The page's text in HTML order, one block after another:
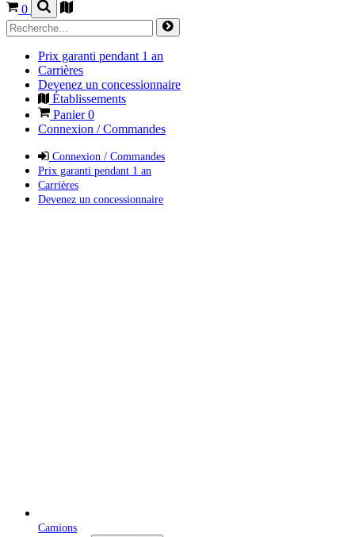
0
Prix garanti pendant 1 an
Carrières
Devenez un concessionnaire
Établissements
Panier0
Connexion / Commandes
Connexion / Commandes
Prix garanti pendant 1 an
Carrières
Devenez un concessionnaire
Camions